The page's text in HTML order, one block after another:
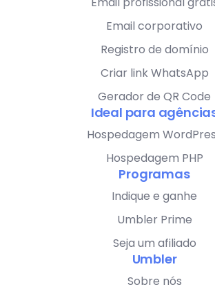
Email corporativo
Registro de domínio
Criar link WhatsApp
Gerador de QR Code
Ideal para
Hospedagem
Hospedagem PHP
Programas
Indique e ganhe
Umbler Prime
Seja um afiliado
Umbler
Sobre nós